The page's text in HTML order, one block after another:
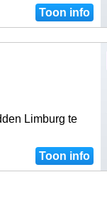
Toon info
Limburg te
Toon info